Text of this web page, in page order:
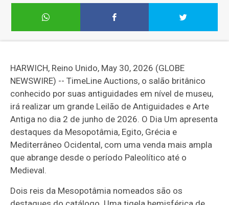
HARWICH, Reino Unido, May 30, 2026 (GLOBE
NEWSWIRE) -- TimeLine Auctions, o salão britânico
conhecido por suas antiguidades em nível de museu,
irá realizar um grande Leilão de Antiguidades e Arte
Antiga no dia 2 de junho de 2026. O Dia Um apresenta
destaques da Mesopotâmia, Egito, Grécia e
Mediterrâneo Ocidental, com uma venda mais ampla
que abrange desde o período Paleolítico até o
Medieval.
Dois reis da Mesopotâmia nomeados são os